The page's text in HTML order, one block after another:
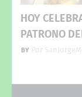
HOY
PATRONO
Por